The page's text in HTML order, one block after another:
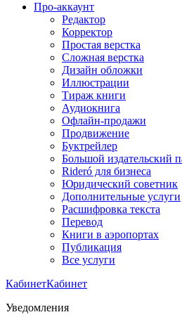
Про-аккаунт
Редактор
Корректор
Простая верстка
Сложная верстка
Дизайн обложки
Иллюстрации
Тираж книги
Аудиокнига
Офлайн-продажи
Продвижение
Буктрейлер
Большой издательский
Rideró для бизнеса
Юридический советник
Дополнительные услуги
Расшифровка текста
Перевод
Книги в аэропортах
Публикация
Все услуги
КабинетКабинет
Уведомления